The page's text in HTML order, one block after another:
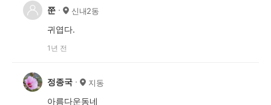
쭌 신내2동
귀엽다.
1년 전
정종국 지동
아름다운동네